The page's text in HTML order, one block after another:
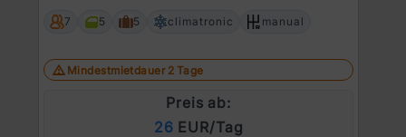
7 5 5 climatronic manual
Mindestmietdauer 2 Tage
Preis ab:
26 EUR/Tag